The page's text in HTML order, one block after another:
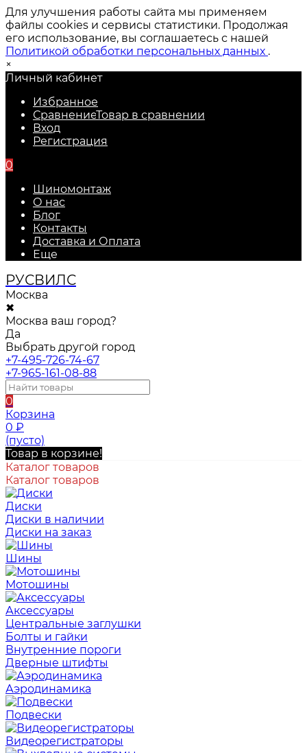
Для улучшения работы сайта мы применяем
файлы cookies и сервисы статистики. Продолжая
его использование, вы соглашаетесь с нашей
Политикой обработки персональных данных .
×
Личный кабинет
Избранное
СравнениеТовар в сравнении
Вход
Регистрация
0
Шиномонтаж
О нас
Блог
Контакты
Доставка и Оплата
Еще
РУСВИЛС
Москва
✖
Москва ваш город?
Да
Выбрать другой город
+7-495-726-74-67
+7-965-161-08-88
0
Корзина
0 ₽
(пусто)
Товар в корзине!
Каталог товаров
Каталог товаров
Диски
Диски в наличии
Диски на заказ
Шины
Мотошины
Аксессуары
Центральные заглушки
Болты и гайки
Внутренние пороги
Дверные штифты
Аэродинамика
Подвески
Видеорегистраторы